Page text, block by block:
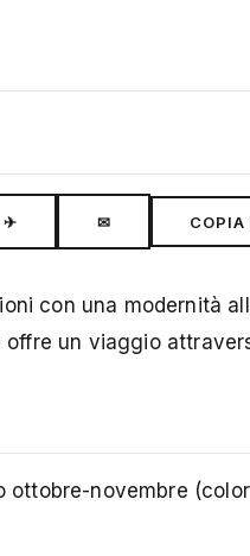
✈ ✉ COPIA
con una modernità
offre un viaggio
ottobre-novembre